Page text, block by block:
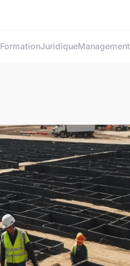
FormationJuridiqueManagement